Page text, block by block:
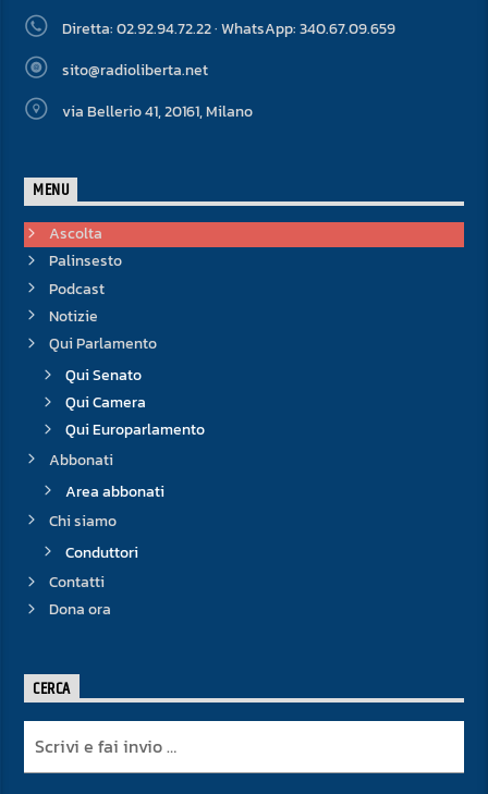
Diretta: 02.92.94.72.22 · WhatsApp: 340.67.09.659
sito@radioliberta.net
via Bellerio 41, 20161, Milano
MENU
Ascolta
Palinsesto
Podcast
Notizie
Qui Parlamento
Qui Senato
Qui Camera
Qui Europarlamento
Abbonati
Area abbonati
Chi siamo
Conduttori
Contatti
Dona ora
CERCA